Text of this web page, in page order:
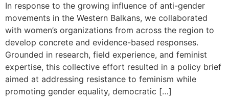
In response to the growing influence of anti-gender
movements in the Western Balkans, we collaborated
with women’s organizations from across the region to
develop concrete and evidence-based responses.
Grounded in research, field experience, and feminist
expertise, this collective effort resulted in a policy brief
aimed at addressing resistance to feminism while
promoting gender equality, democratic […]